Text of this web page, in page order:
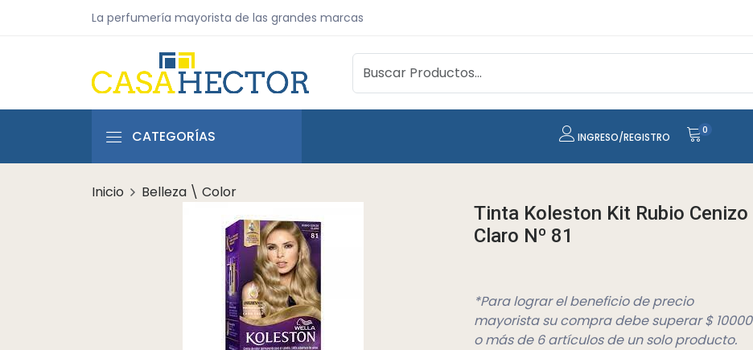
La perfumería mayorista de las grandes marcas
CATEGORÍAS INGRESO/REGISTRO
0
Inicio Belleza \ Color
Tinta Koleston Kit Rubio Cenizo
Claro Nº 81
*Para lograr el beneficio de precio
mayorista su compra debe superar $ 10000
o más de 6 artículos de un solo producto.